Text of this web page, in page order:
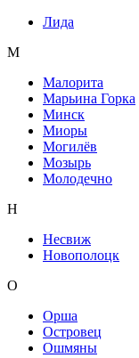
Лида
М
Малорита
Марьина Горка
Минск
Миоры
Могилёв
Мозырь
Молодечно
Н
Несвиж
Новополоцк
О
Орша
Островец
Ошмяны